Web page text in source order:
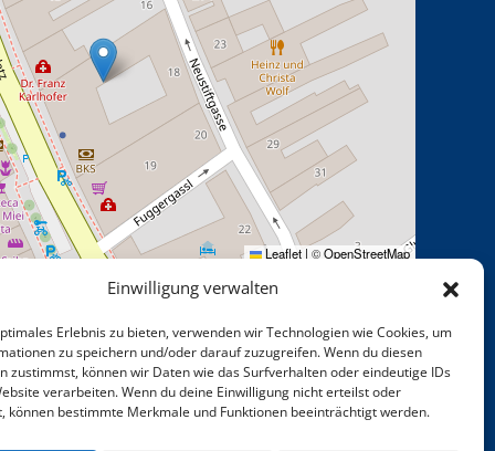
Einwilligung verwalten
Erlebnis zu bieten, verwenden wir Technologien wie Cookies, um
zu speichern und/oder darauf zuzugreifen. Wenn du diesen
zustimmst, können wir Daten wie das Surfverhalten oder eindeutige IDs
verarbeiten. Wenn du deine Einwilligung nicht erteilst oder
können bestimmte Merkmale und Funktionen beeinträchtigt werden.
Leaflet | ©OpenStreetMap
oder kostenfrei in der Neustiftgasse
auf Nr. 18) sowie am Parkplatz im Burghof (Zufahrt